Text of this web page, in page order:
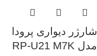
شارژر دیواری پرودا
مدل RP-U21 M7K